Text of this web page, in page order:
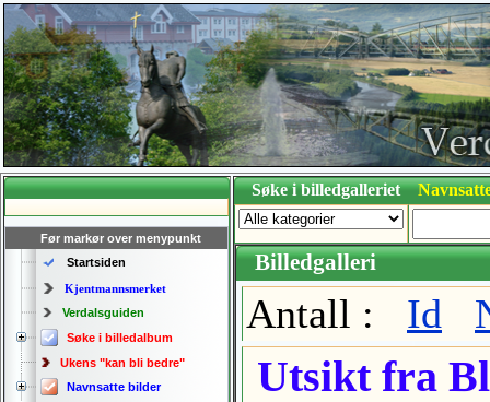
Før markør over menypunkt
Startsiden
Kjentmannsmerket
Verdalsguiden
Søke i billedalbum
Ukens "kan bli bedre"
Navnsatte bilder
Søke i billedgalleriet
Billedgalleri
Antall : Id
Utsikt fra